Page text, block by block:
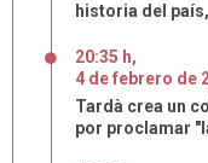
historia del
20:35 h,
4 defebrero de
Tardà crea un
por proclamar